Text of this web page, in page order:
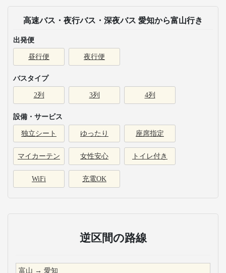
高速バス・夜行バス・深夜バス 愛知から富山行き
出発便
昼行便 夜行便
バスタイプ
2列 3列 4列
設備・サービス
独立シート ゆったり 座席指定
マイカーテン 女性安心 トイレ付き
WiFi 充電OK
逆区間の路線
富山 → 愛知